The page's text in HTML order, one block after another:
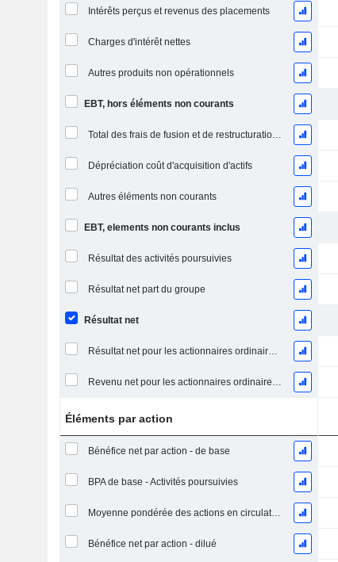
Intérêts perçus et revenus des placements
Charges d'intérêt nettes
Autres produits non opérationnels
EBT, hors éléments non courants
Total des frais de fusion et de restructuration connexes
Dépréciation coût d'acquisition d'actifs
Autres éléments non courants
EBT, elements non courants inclus
Résultat des activités poursuivies
Résultat net part du groupe
Résultat net
Résultat net pour les actionnaires ordinaires, éléments exceptionnels inclus.
Revenu net pour les actionnaires ordinaires, hors éléments exceptionnelsRésultat net pour les actionnaires ordinaires, éléments exceptionnels exclus.
Éléments par action
Bénéfice net par action - de base
BPA de base - Activités poursuivies
Moyenne pondérée des actions en circulation
Bénéfice net par action - dilué